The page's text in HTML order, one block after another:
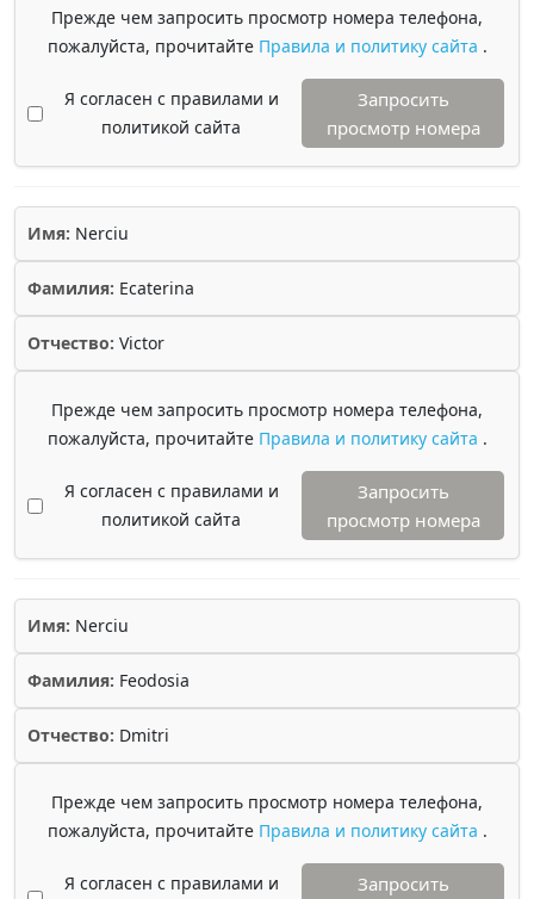
Прежде чем запросить просмотр номера телефона,
пожалуйста, прочитайте Правила и политику сайта .
Я согласен с правилами и
политикой сайта
Запросить
просмотр номера
Имя: Nerciu
Фамилия: Ecaterina
Отчество: Victor
Прежде чем запросить просмотр номера телефона,
пожалуйста, прочитайте Правила и политику сайта .
Я согласен с правилами и
политикой сайта
Запросить
просмотр номера
Имя: Nerciu
Фамилия: Feodosia
Отчество: Dmitri
Прежде чем запросить просмотр номера телефона,
пожалуйста, прочитайте Правила и политику сайта .
Я согласен с правилами и
Запросить